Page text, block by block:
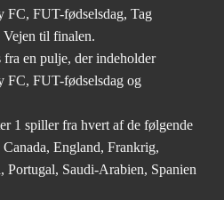
FC, FUT-fødselsdag, Tag
til finalen.
en pulje, der indeholder
FC, FUT-fødselsdag og
1 spiller fra hvert af de følgende
England, Frankrig,
Saudi-Arabien, Spanien